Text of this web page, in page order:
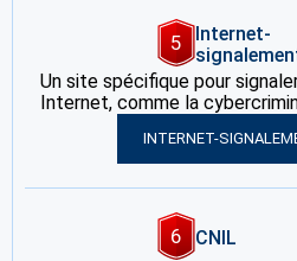
5
Internet-
Un site spécifique pour
Internet, comme la
INTERNET-
6
CNIL